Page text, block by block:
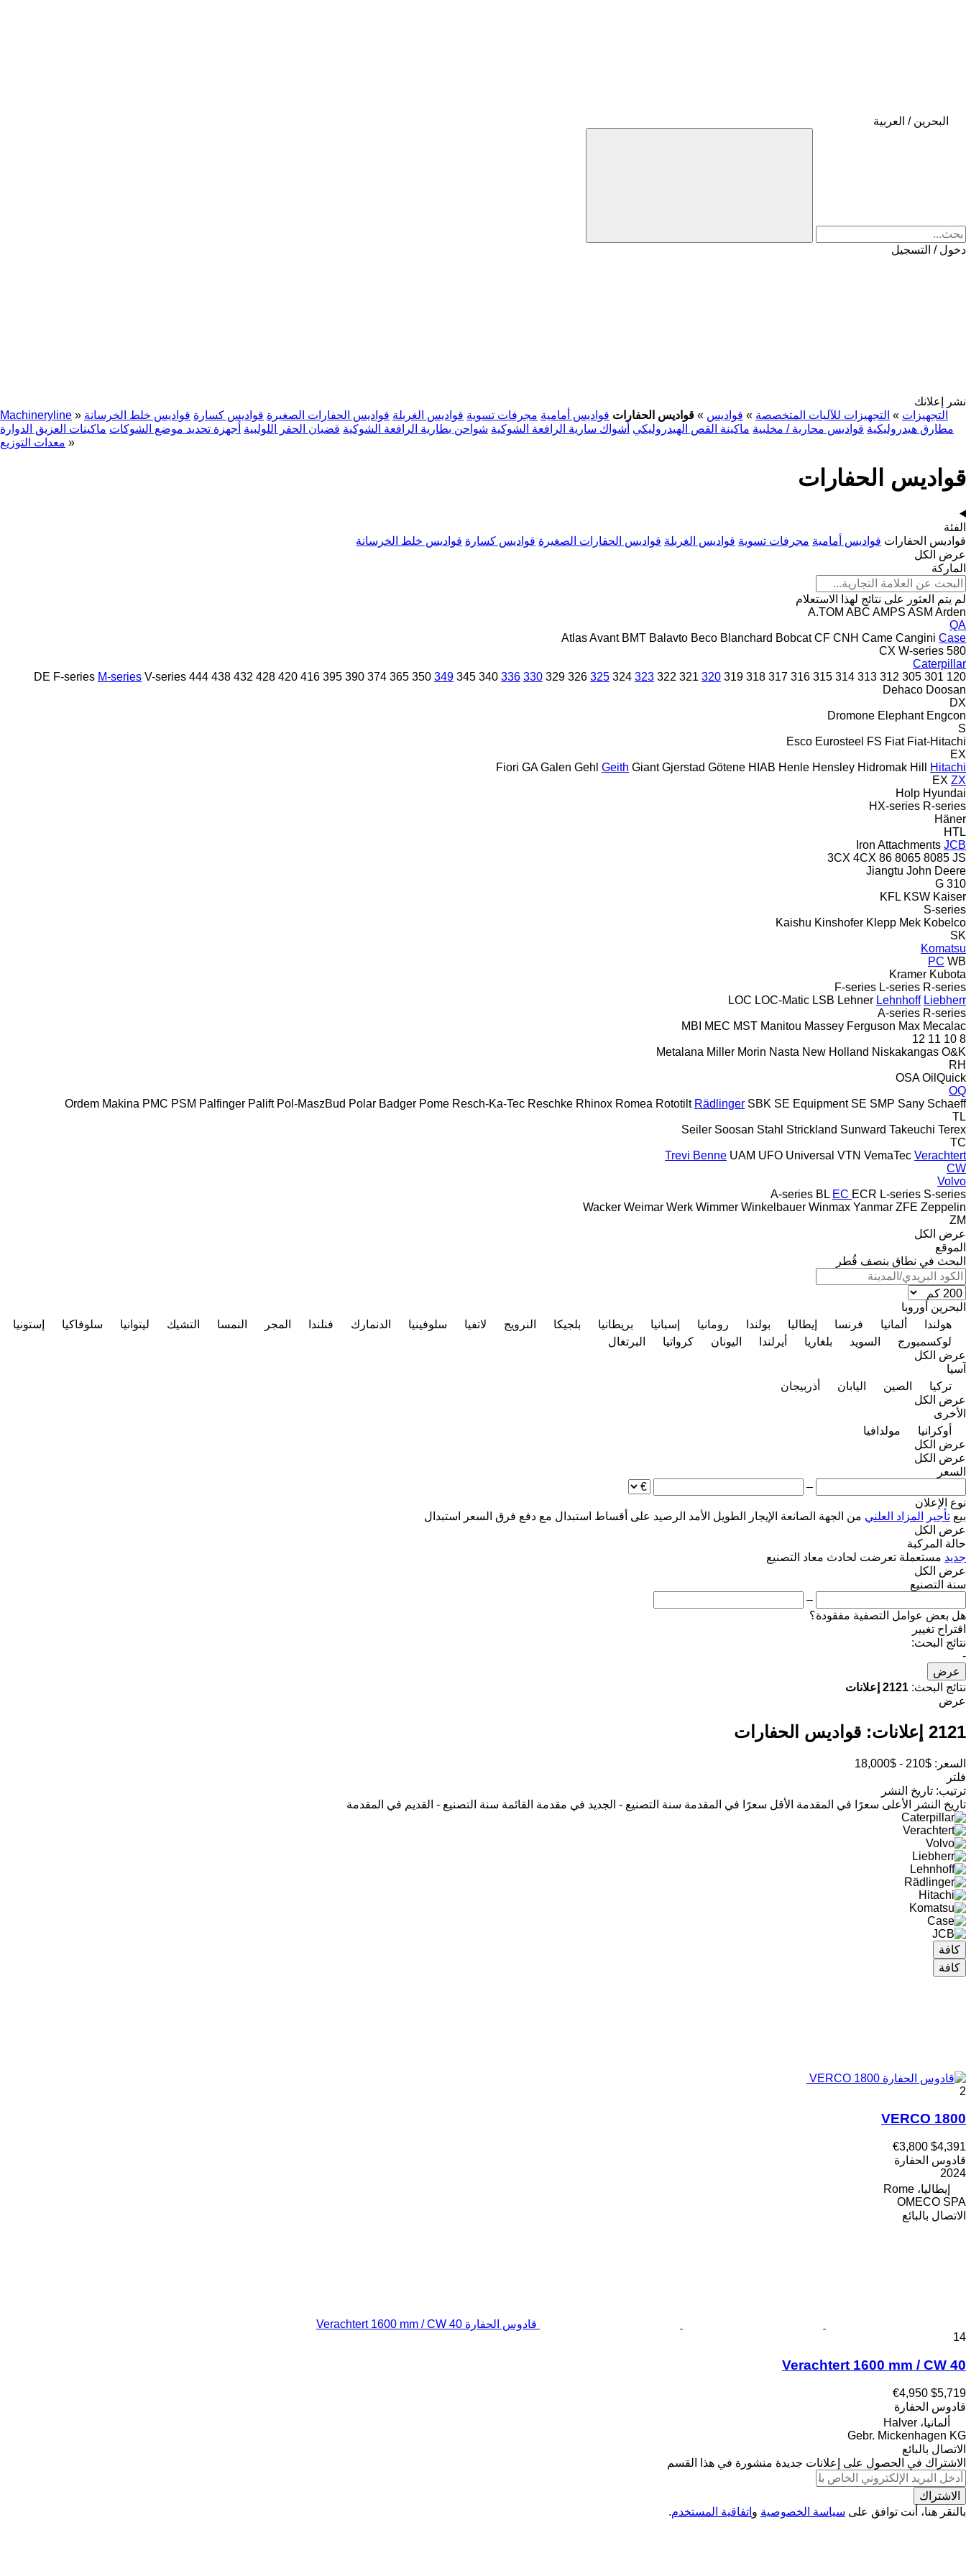
البحرين / العربية
دخول / التسجيل
نشر إعلانك
Machineryline » التجهيزات » التجهيزات للآليات المتخصصة » قواديس » قواديس الحفارات قواديس أمامية مجرفات تسوية قواديس الغربلة قواديس الحفارات الصغيرة قواديس كسارة قواديس خلط الخرسانة
مطارق هيدروليكية قواديس محارية / مخلبية ماكينة القص الهيدروليكي أشواك سارية الرافعة الشوكية شواحن بطارية الرافعة الشوكية قضبان الحفر اللولبية أجهزة تحديد موضع الشوكات ماكينات العزيق الدوارة
معدات التوزيع »
قواديس الحفارات
الفئة
قواديس الحفارات قواديس أمامية مجرفات تسوية قواديس الغربلة قواديس الحفارات الصغيرة قواديس كسارة قواديس خلط الخرسانة
عرض الكل
الماركة
لم يتم العثور على نتائج لهذا الاستعلام
A.TOM ABC AMPS ASM Arden
QA
AtlasAvant BMT Balavto Beco Blanchard Bobcat CF CNH Came Cangini Case
580
CX W-series
Caterpillar
120
301
305
312
313
314
315
316
317
318
319
320
321
322
323
324
325
326
329
330
336
340
345
349
350
365
374
390
395
416
420
428
432
438
444
DE F-series M-series V-series
Dehaco Doosan
DX
Dromone Elephant Engcon
S
Esco Eurosteel FS Fiat Fiat-Hitachi
EX
Fiori GA Galen Gehl Geith Giant Gjerstad Götene HIAB Henle Hensley Hidromak Hill
Hitachi
EX ZX
Holp Hyundai
HX-series R-series
Häner
HTL
Iron Attachments JCB
3CX 4CX 86 8065 8085 JS
Jiangtu John Deere
310 G
KFL KSW Kaiser
S-series
Kaishu Kinshofer Klepp Mek Kobelco
SK
Komatsu
PC WB
Kramer Kubota
F-series L-series R-series
LOC LOC-Matic LSB Lehner Lehnhoff Liebherr
A-series R-series
MBI
MEC MST Manitou Massey Ferguson Max Mecalac
8
10
11
12
Metalana Miller Morin Nasta New Holland Niskakangas O&K
RH
OSA OilQuick
OQ
Ordem Makina PMC PSM Palfinger Palift Pol-MaszBud Polar Badger Pome Resch-Ka-Tec Reschke Rhinox Romea Rototilt Rädlinger SBK SE Equipment SE SMP Sany Schaeff
TL
Seiler Soosan Stahl Strickland Sunward Takeuchi Terex
TC
Trevi Benne UAM UFO Universal VTN VemaTec Verachtert
CW
Volvo
A-series BL EC ECR L-series S-series
Wacker Weimar Werk Wimmer Winkelbauer Winmax Yanmar ZFE Zeppelin
ZM
عرض الكل
الموقع
البحث في نطاق بنصف قُطر
البحرين أوروبا
هولندا
ألمانيا فرنسا إيطاليا بولندا رومانيا إسبانيا بريطانيا بلجيكا النرويج لاتفيا سلوفينيا الدنمارك فنلندا المجر النمسا التشيك ليتوانيا سلوفاكيا
إستونيا
لوكسمبورج
السويد بلغاريا أيرلندا اليونان كرواتيا
البرتغال
عرض الكل
آسيا
تركيا
الصين اليابان
أذربيجان
عرض الكل
الأخرى
أوكرانيا
مولدافيا
عرض الكل
عرض الكل
السعر
–
نوع الإعلان
بيع تأجير المزاد العلني من الجهة الصانعة الإيجار الطويل الأمد الرصيد على أقساط استبدال مع دفع فرق السعر
استبدال
عرض الكل
حالة المركبة
جديد مستعملة تعرضت لحادث معاد التصنيع
عرض الكل
سنة التصنيع
–
هل بعض عوامل التصفية مفقودة؟
اقتراح تغيير
نتائج البحث:
-
عرض
نتائج البحث: 2121 إعلانات
عرض
2121 إعلانات: قواديس الحفارات
السعر: $210 - $18,000
فلتر
ترتيب: تاريخ النشر
تاريخ النشر
الأعلى سعرًا في المقدمة الأقل سعرًا في المقدمة سنة التصنيع - الجديد في مقدمة القائمة سنة التصنيع - القديم في المقدمة
كافة
كافة
2
VERCO 1800
$4,391
€3,800
قادوس الحفارة
2024
إيطاليا، Rome
OMECO SPA
الاتصال بالبائع
قادوس الحفارة Verachtert 1600 mm / CW 40
14
Verachtert 1600 mm / CW 40
$5,719
€4,950
قادوس الحفارة
ألمانيا، Halver
Gebr. Mickenhagen KG
الاتصال بالبائع
الاشتراك في الحصول على إعلانات جديدة منشورة في هذا القسم
الاشتراك
بالنقر هنا، أنت توافق على سياسة الخصوصية و اتفاقية المستخدم.